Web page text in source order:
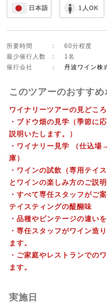
日本語 1人OK
所要時間 ：
60分程度
最少催行人数
：
1名
催行会社
： 丹波ワイン株
このツアーのおすすめ
ワイナリーツアーの見どころ
・ブドウ畑の見学（季節に
説明いたします。）
・ワイナリー見学 （仕込
庫）
・ワインの試飲（専用テイ
とワインの楽しみ方のご説明
・すべて専任スタッフがご
テイスティングの醍醐味
・品種やビンテージの違い
・専任スタッフがワイン造
ます。
・ご家庭やレストランでの
ます。
実施日